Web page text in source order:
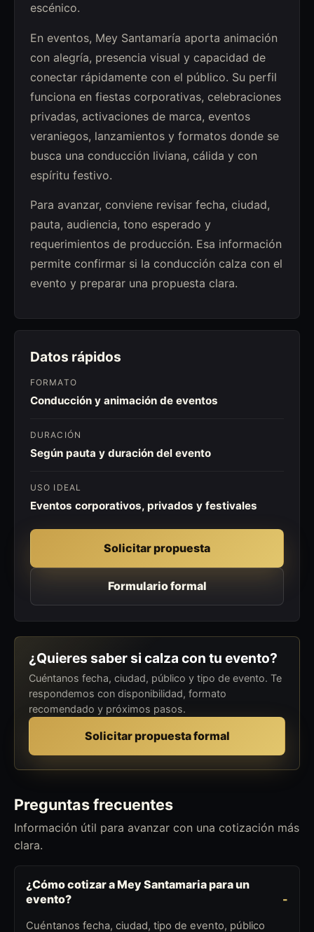
escénico.
En eventos, Mey Santamaría aporta animación
con alegría, presencia visual y capacidad de
conectar rápidamente con el público. Su perfil
funciona en fiestas corporativas, celebraciones
privadas, activaciones de marca, eventos
veraniegos, lanzamientos y formatos donde se
busca una conducción liviana, cálida y con
espíritu festivo.
Para avanzar, conviene revisar fecha, ciudad,
pauta, audiencia, tono esperado y
requerimientos de producción. Esa información
permite confirmar si la conducción calza con el
evento y preparar una propuesta clara.
Datos rápidos
FORMATO
Conducción y animación de eventos
DURACIÓN
Según pauta y duración del evento
USO IDEAL
Eventos corporativos, privados y festivales
Solicitar propuesta
Formulario formal
¿Quieres saber si calza con tu evento?
Cuéntanos fecha, ciudad, público y tipo de evento. Te
respondemos con disponibilidad, formato
recomendado y próximos pasos.
Solicitar propuesta formal
Preguntas frecuentes
Información útil para avanzar con una cotización más
clara.
¿Cómo cotizar a Mey Santamaria para un
evento?
Cuéntanos fecha, ciudad, tipo de evento, público